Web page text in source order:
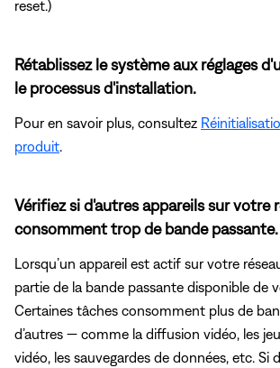
reset.)
Rétablissez le système aux réglages
le processus d'installation.
Pour en savoir plus, consultez
produit
Vérifiez si d'autres appareils sur votre
consomment trop de bande passante.
Lorsqu’un appareil est actif sur votre
partie de la bande passante disponible de
Certaines tâches consomment plus de
d’autres — comme la diffusion vidéo, les
vidéo, les sauvegardes de données, etc. Si